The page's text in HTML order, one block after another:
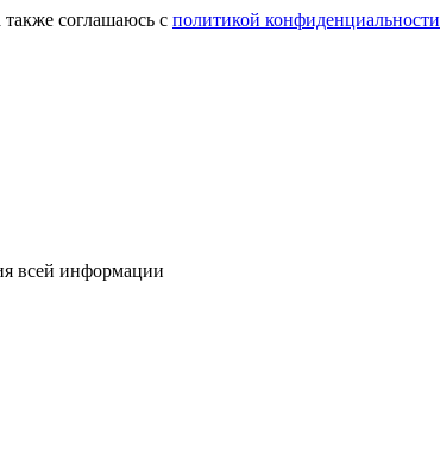
также соглашаюсь с политикой конфиденциальности
всей информации